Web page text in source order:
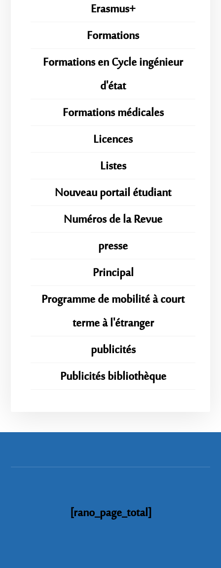
Erasmus+
Formations
Formations en Cycle ingénieur
d'état
Formations médicales
Licences
Listes
Nouveau portail étudiant
Numéros de la Revue
presse
Principal
Programme de mobilité à court
terme à l'étranger
publicités
Publicités bibliothèque
[rano_page_total]